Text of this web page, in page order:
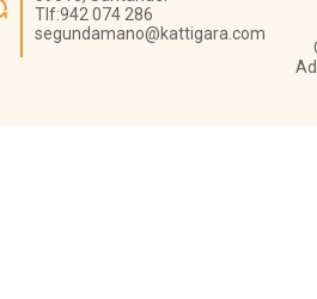
Tlf:942 074 286
segundamano@kattigara.com